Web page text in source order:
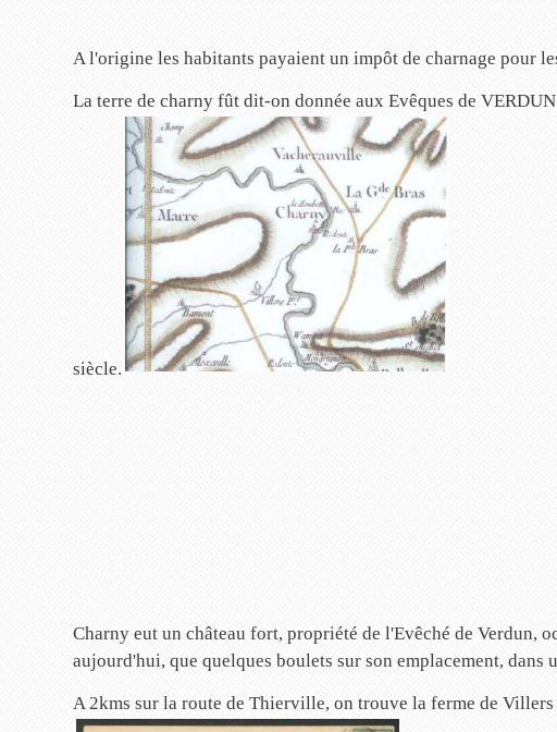
A l'origine les habitants payaient un impôt de charnage pour
La terre de charny fût dit-on donnée aux Evêques de
siècle.
Charny eut un château fort, propriété de l'Evêché de Verdun,
aujourd'hui, que quelques boulets sur son emplacement, dans
A 2kms sur la route de Thierville, on trouve la ferme de